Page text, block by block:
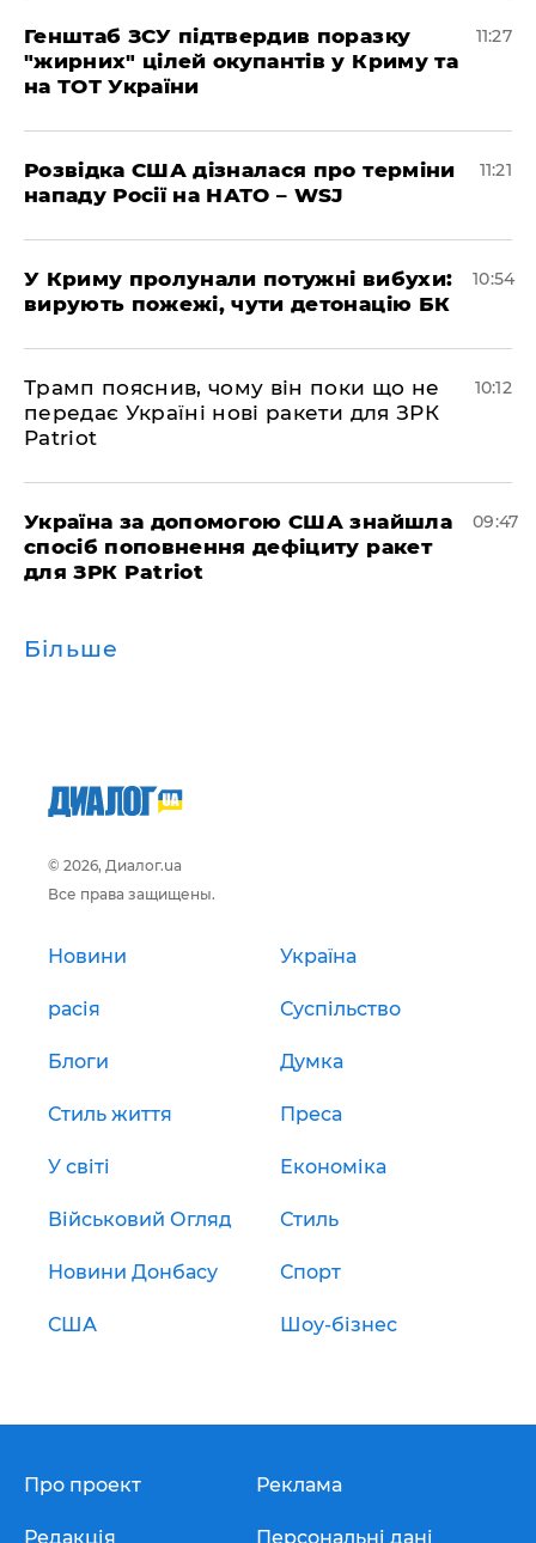
Генштаб ЗСУ підтвердив поразку
"жирних" цілей окупантів у Криму та
на ТОТ України
11:27
Розвідка США дізналася про терміни
нападу Росії на НАТО – WSJ
11:21
У Криму пролунали потужні вибухи:
вирують пожежі, чути детонацію БК
10:54
Трамп пояснив, чому він поки що не
передає Україні нові ракети для ЗРК
Patriot
10:12
Україна за допомогою США знайшла
спосіб поповнення дефіциту ракет
для ЗРК Patriot
09:47
Більше
© 2026, Диалог.ua
Все права защищены.
Новини Україна
расія Суспільство
Блоги Думка
Стиль життя Преса
У світі Економіка
Військовий Огляд Стиль
Новини Донбасу Спорт
США Шоу-бізнес
Про проект
Редакція
Реклама
Персональні дані